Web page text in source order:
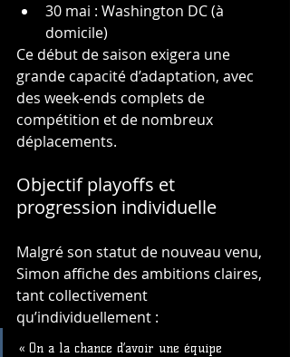
30 mai : Washington DC (à
domicile)
Ce début de saison exigera une
grande capacité d’adaptation, avec
des week-ends complets de
compétition et de nombreux
déplacements.
Objectif playoffs et
progression individuelle
Malgré son statut de nouveau venu,
Simon affiche des ambitions claires,
tant collectivement
qu’individuellement :
« On a la chance d’avoir une équipe